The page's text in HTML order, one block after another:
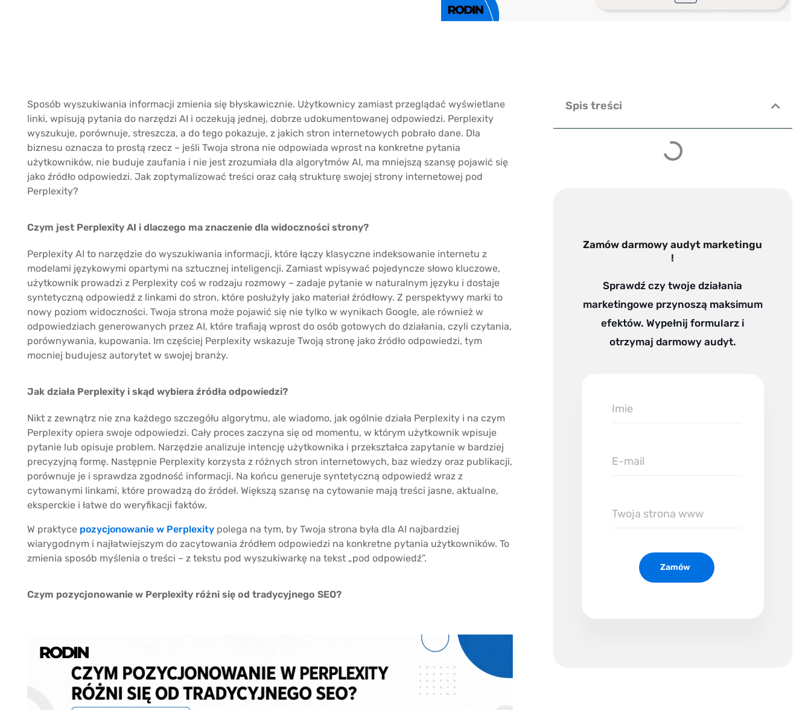
Sposób wyszukiwania informacji zmienia się błyskawicznie. Użytkownicy zamiast przeglądać wyświetlane
linki, wpisują pytania do narzędzi AI i oczekują jednej, dobrze udokumentowanej odpowiedzi. Perplexity
wyszukuje, porównuje, streszcza, a do tego pokazuje, z jakich stron internetowych pobrało dane. Dla
biznesu oznacza to prostą rzecz – jeśli Twoja strona nie odpowiada wprost na konkretne pytania
użytkowników, nie buduje zaufania i nie jest zrozumiała dla algorytmów AI, ma mniejszą szansę pojawić się
jako źródło odpowiedzi. Jak zoptymalizować treści oraz całą strukturę swojej strony internetowej pod
Perplexity?
Czym jest Perplexity AI i dlaczego ma znaczenie dla widoczności strony?
Perplexity AI to narzędzie do wyszukiwania informacji, które łączy klasyczne indeksowanie internetu z
modelami językowymi opartymi na sztucznej inteligencji. Zamiast wpisywać pojedyncze słowo kluczowe,
użytkownik prowadzi z Perplexity coś w rodzaju rozmowy – zadaje pytanie w naturalnym języku i dostaje
syntetyczną odpowiedź z linkami do stron, które posłużyły jako materiał źródłowy. Z perspektywy marki to
nowy poziom widoczności. Twoja strona może pojawić się nie tylko w wynikach Google, ale również w
odpowiedziach generowanych przez AI, które trafiają wprost do osób gotowych do działania, czyli czytania,
porównywania, kupowania. Im częściej Perplexity wskazuje Twoją stronę jako źródło odpowiedzi, tym
mocniej budujesz autorytet w swojej branży.
Jak działa Perplexity i skąd wybiera źródła odpowiedzi?
Nikt z zewnątrz nie zna każdego szczegółu algorytmu, ale wiadomo, jak ogólnie działa Perplexity i na czym
Perplexity opiera swoje odpowiedzi. Cały proces zaczyna się od momentu, w którym użytkownik wpisuje
pytanie lub opisuje problem. Narzędzie analizuje intencję użytkownika i przekształca zapytanie w bardziej
precyzyjną formę. Następnie Perplexity korzysta z różnych stron internetowych, baz wiedzy oraz publikacji,
porównuje je i sprawdza zgodność informacji. Na końcu generuje syntetyczną odpowiedź wraz z
cytowanymi linkami, które prowadzą do źródeł. Większą szansę na cytowanie mają treści jasne, aktualne,
eksperckie i łatwe do weryfikacji faktów.
W praktyce pozycjonowanie w Perplexitypolega na tym, by Twoja strona była dla AI najbardziej
wiarygodnym i najłatwiejszym do zacytowania źródłem odpowiedzi na konkretne pytania użytkowników. To
zmienia sposób myślenia o treści – z tekstu pod wyszukiwarkę na tekst „pod odpowiedź”.
Czym pozycjonowanie w Perplexity różni się od tradycyjnego SEO?
Spis treści
Zamów darmowy audyt marketingu
!
Sprawdź czy twoje działania
marketingowe przynoszą maksimum
efektów. Wypełnij formularz i
otrzymaj darmowy audyt.
Imie
E-
Twoja
Zamów